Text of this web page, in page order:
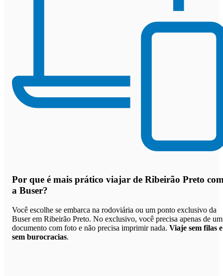
Por que é mais prático viajar de Ribeirão Preto
a Buser?
Você escolhe se embarca na rodoviária ou um ponto exclusivo da
Buser em Ribeirão Preto. No exclusivo, você precisa apenas de um
documento com foto e não precisa imprimir nada. Viaje sem filas e
sem burocracias.